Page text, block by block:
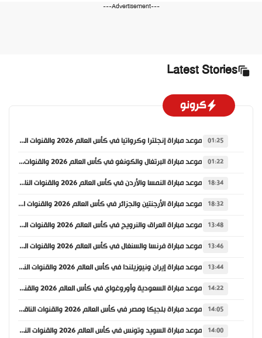
---Advertisement---
Latest Stories
كرونو
01:25 موعد مباراة إنجلترا وكرواتيا في كأس العالم 2026 والقنوات الناقلة
01:22 موعد مباراة البرتغال والكونغو في كأس العالم 2026 والقنوات الناقلة
18:34 موعد مباراة النمسا والأردن في كأس العالم 2026 والقنوات الناقلة
18:32 موعد مباراة الأرجنتين والجزائر في كأس العالم 2026 والقنوات الناقلة
13:48 موعد مباراة العراق والنرويج في كأس العالم 2026 والقنوات الناقلة
13:46 موعد مباراة فرنسا والسنغال في كأس العالم 2026 والقنوات الناقلة
13:44 موعد مباراة إيران ونيوزيلندا في كأس العالم 2026 والقنوات الناقلة
14:22 موعد مباراة السعودية وأوروغواي في كأس العالم 2026 والقنوات الناقلة
14:05 موعد مباراة بلجيكا ومصر في كأس العالم 2026 والقنوات الناقلة
14:00 موعد مباراة السويد وتونس في كأس العالم 2026 والقنوات الناقلة